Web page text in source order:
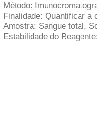
Método:
Finalidade: Quantificar a
Amostra: Sangue total,
Estabilidade do